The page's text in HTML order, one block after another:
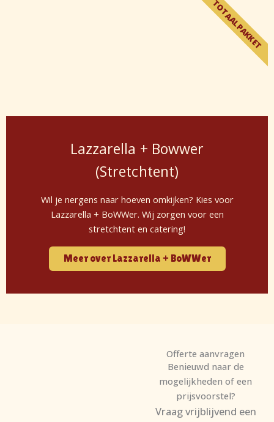
Lazzarella + Bowwer
(Stretchtent)
Wil je nergens naar hoeven omkijken? Kies voor
Lazzarella + BoWWer. Wij zorgen voor een
stretchtent en catering!
Meer over Lazzarella + BoWWer
TOTAALPAKKET
Offerte aanvragen
Benieuwd naar de
mogelijkheden of een
prijsvoorstel?
Vraag vrijblijvend een